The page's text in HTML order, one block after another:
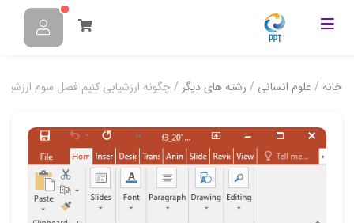
خانه / علوم انسانی / رشته های دیگر / چگونه ارزشیابی کنیم فصل سوم